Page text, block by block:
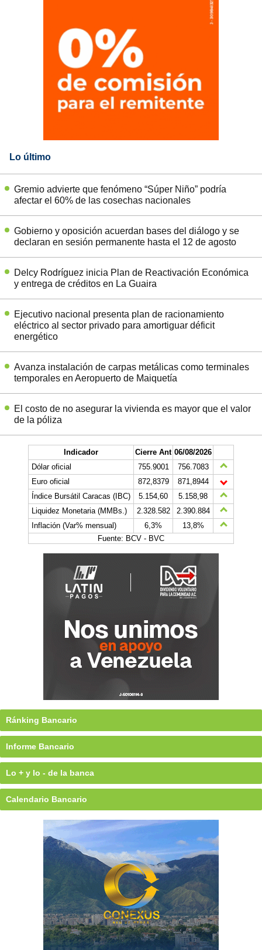
Lo último
Gremio advierte que fenómeno “Súper Niño” podría
afectar el 60% de las cosechas nacionales
Gobierno y oposición acuerdan bases del diálogo y se
declaran en sesión permanente hasta el 12 de agosto
Delcy Rodríguez inicia Plan de Reactivación Económica
y entrega de créditos en La Guaira
Ejecutivo nacional presenta plan de racionamiento
eléctrico al sector privado para amortiguar déficit
energético
Avanza instalación de carpas metálicas como terminales
temporales en Aeropuerto de Maiquetía
El costo de no asegurar la vivienda es mayor que el valor
de la póliza
Indicador Cierre Ant 06/08/2026
Dólar oficial
755.9001
756.7083
Euro oficial
872,8379
871,8944
Índice Bursátil Caracas (IBC)
5.154,60
5.158,98
Liquidez Monetaria (MMBs.)
2.328.582
2.390.884
Inflación (Var% mensual)
6,3%
13,8%
Fuente: BCV - BVC
Ránking Bancario
Informe Bancario
Lo + y lo - de la banca
Calendario Bancario